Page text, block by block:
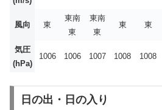
風向 東
東南
東
東南
東
東 東
気圧
(hPa)
1006 1006 1007 1008 1008
日の出・日の入り